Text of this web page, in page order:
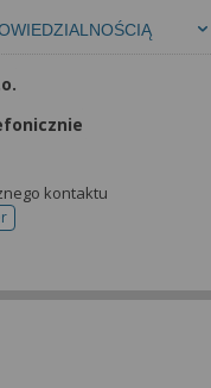
kontaktu
do rejestracji